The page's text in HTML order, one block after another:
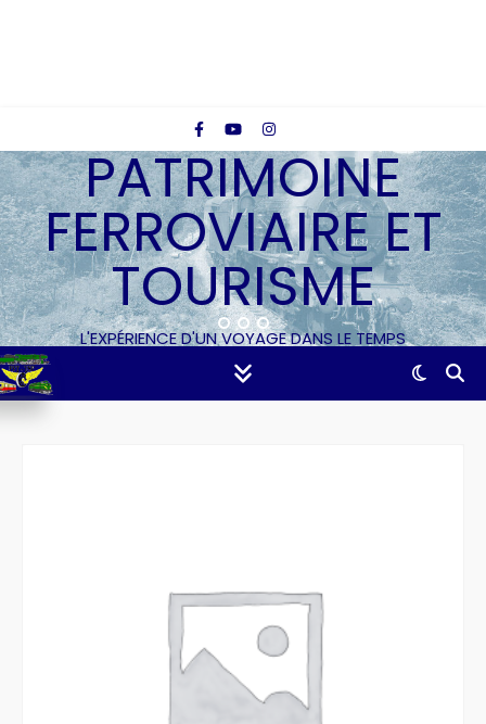
PATRIMOINE
FERROVIAIRE ET
TOURISME
L'EXPÉRIENCE D'UN VOYAGE DANS LE TEMPS